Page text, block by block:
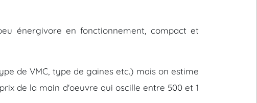
énergivore en fonctionnement, compact et
de VMC, type de gaines etc.) mais on estime
de la main d'oeuvre qui oscille entre 500 et 1